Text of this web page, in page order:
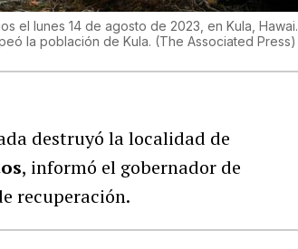
el lunes 14 de agosto de 2023, en Kula, Hawai.
la población de Kula. (The Associated Press)
destruyó la localidad de
, informó el gobernador de
recuperación.